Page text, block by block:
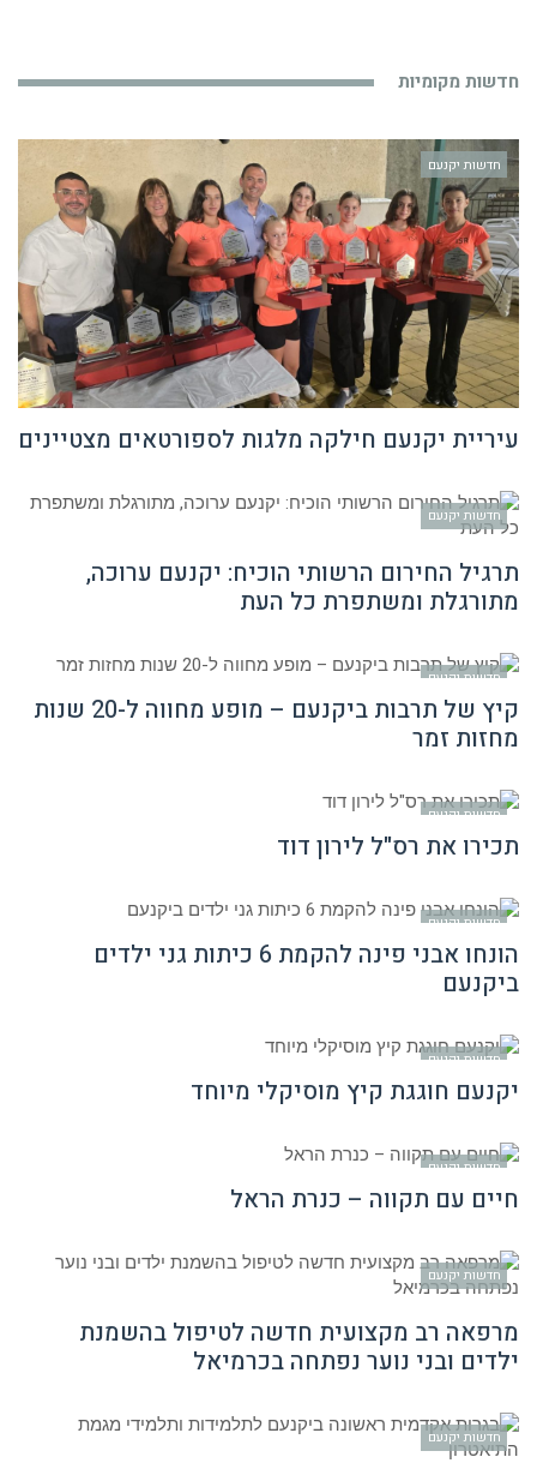
חדשות מקומיות
חדשות יקנעם
עיריית יקנעם חילקה מלגות לספורטאים מצטיינים
חדשות יקנעם
תרגיל החירום הרשותי הוכיח: יקנעם ערוכה,
מתורגלת ומשתפרת כל העת
חדשות יקנעם
קיץ של תרבות ביקנעם – מופע מחווה ל-20 שנות
מחזות זמר
חדשות יקנעם
תכירו את רס"ל לירון דוד
חדשות יקנעם
הונחו אבני פינה להקמת 6 כיתות גני ילדים
ביקנעם
חדשות יקנעם
יקנעם חוגגת קיץ מוסיקלי מיוחד
חדשות יקנעם
חיים עם תקווה – כנרת הראל
חדשות יקנעם
מרפאה רב מקצועית חדשה לטיפול בהשמנת
ילדים ובני נוער נפתחה בכרמיאל
חדשות יקנעם